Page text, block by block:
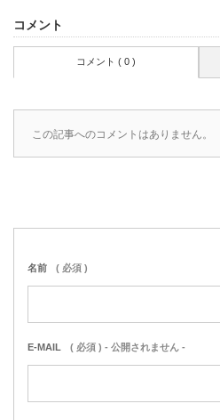
コメント
コメント ( 0 )
この記事へのコメントはありません。
名前 ( 必須 )
E-MAIL ( 必須 ) - 公開されません -